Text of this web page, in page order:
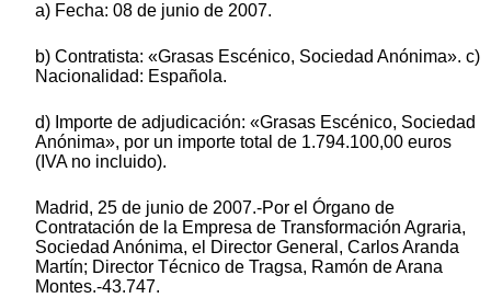
a) Fecha: 08 de junio de 2007.
b) Contratista: «Grasas Escénico, Sociedad Anónima». c)
Nacionalidad: Española.
d) Importe de adjudicación: «Grasas Escénico, Sociedad
Anónima», por un importe total de 1.794.100,00 euros
(IVA no incluido).
Madrid, 25 de junio de 2007.-Por el Órgano de
Contratación de la Empresa de Transformación Agraria,
Sociedad Anónima, el Director General, Carlos Aranda
Martín; Director Técnico de Tragsa, Ramón de Arana
Montes.-43.747.